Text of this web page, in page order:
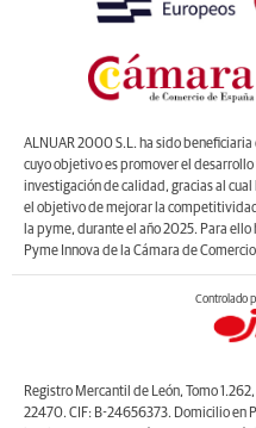
ALNUAR 2000 S.L. ha sido
cuyo objetivo es promover el desarrollo
investigación de calidad, gracias al
el objetivo de mejorar la
la pyme, durante el año 2025. Para
Pyme Innova de la Cámara de
Controlado
Registro Mercantil de León, Tomo
22470. CIF: B-24656373. Domicilio en